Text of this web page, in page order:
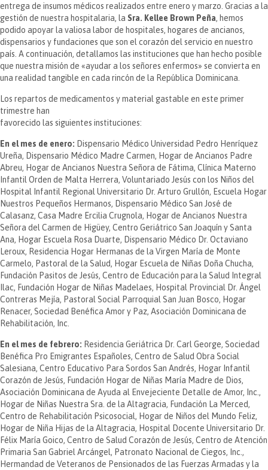
entrega de insumos médicos realizados entre enero y marzo. Gracias a la
gestión de nuestra hospitalaria, la Sra. Kellee Brown Peña, hemos
podido apoyar la valiosa labor de hospitales, hogares de ancianos,
dispensarios y fundaciones que son el corazón del servicio en nuestro
país. A continuación, detallamos las instituciones que han hecho posible
que nuestra misión de «ayudar a los señores enfermos» se convierta en
una realidad tangible en cada rincón de la República Dominicana.
Los repartos de medicamentos y material gastable en este primer
trimestre han
favorecido las siguientes instituciones:
En el mes de enero: Dispensario Médico Universidad Pedro Henríquez
Ureña, Dispensario Médico Madre Carmen, Hogar de Ancianos Padre
Abreu, Hogar de Ancianos Nuestra Señora de Fátima, Clínica Materno
Infantil Orden de Malta Herrera, Voluntariado Jesús con los Niños del
Hospital Infantil Regional Universitario Dr. Arturo Grullón, Escuela Hogar
Nuestros Pequeños Hermanos, Dispensario Médico San José de
Calasanz, Casa Madre Ercilia Crugnola, Hogar de Ancianos Nuestra
Señora del Carmen de Higüey, Centro Geriátrico San Joaquín y Santa
Ana, Hogar Escuela Rosa Duarte, Dispensario Médico Dr. Octaviano
Leroux, Residencia Hogar Hermanas de la Virgen María de Monte
Carmelo, Pastoral de la Salud, Hogar Escuela de Niñas Doña Chucha,
Fundación Pasitos de Jesús, Centro de Educación para la Salud Integral
Ilac, Fundación Hogar de Niñas Madelaes, Hospital Provincial Dr. Ángel
Contreras Mejía, Pastoral Social Parroquial San Juan Bosco, Hogar
Renacer, Sociedad Benéfica Amor y Paz, Asociación Dominicana de
Rehabilitación, Inc.
En el mes de febrero: Residencia Geriátrica Dr. Carl George, Sociedad
Benéfica Pro Emigrantes Españoles, Centro de Salud Obra Social
Salesiana, Centro Educativo Para Sordos San Andrés, Hogar Infantil
Corazón de Jesús, Fundación Hogar de Niñas María Madre de Dios,
Asociación Dominicana de Ayuda al Envejeciente Detalle de Amor, Inc.,
Hogar de Niñas Nuestra Sra. de la Altagracia, Fundación La Merced,
Centro de Rehabilitación Psicosocial, Hogar de Niños del Mundo Feliz,
Hogar de Niña Hijas de la Altagracia, Hospital Docente Universitario Dr.
Félix María Goico, Centro de Salud Corazón de Jesús, Centro de Atención
Primaria San Gabriel Arcángel, Patronato Nacional de Ciegos, Inc.,
Hermandad de Veteranos de Pensionados de las Fuerzas Armadas y la